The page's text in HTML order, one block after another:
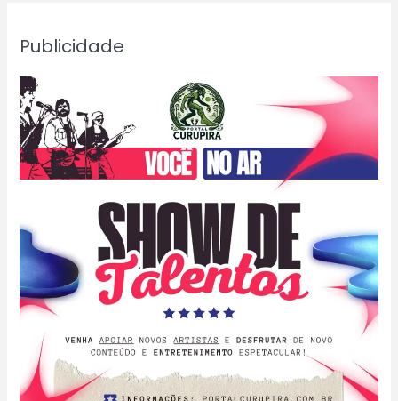
Publicidade
PASSE
E
DEIXA
340
MIL
ESTUDANTES
—
ENQUANTO
EDUCAÇÃO
E
DESABAM
NO
AMAZONAS